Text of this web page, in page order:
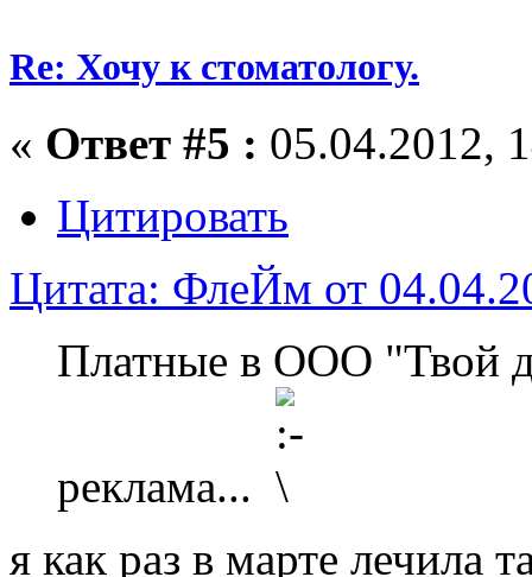
Re: Хочу к стоматологу.
« Ответ #5 : 05.04.2012,
Цитировать
Цитата: ФлеЙм от
Платные в ООО "Твой
реклама...
я как раз в марте лечила